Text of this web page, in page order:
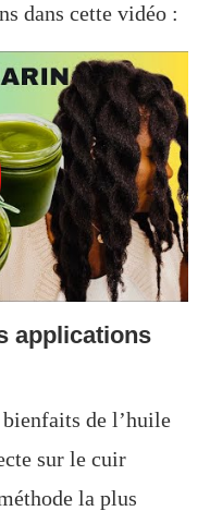
dans cette vidéo :
applications
de l’huile
sur le cuir
la plus